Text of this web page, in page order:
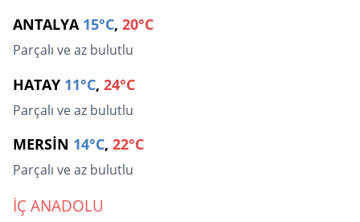
ANTALYA 15°C, 20°C
Parçalı ve az bulutlu
HATAY 11°C, 24°C
Parçalı ve az bulutlu
MERSİN 14°C, 22°C
Parçalı ve az bulutlu
İÇ ANADOLU